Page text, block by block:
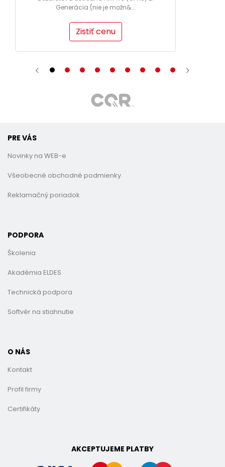
Generácia (nie je možn&...
Zistiť cenu
PRE VÁS
Novinky na WEB-e
Všeobecné obchodné podmienky
Reklamačný poriadok
PODPORA
Školenia
Akadémia ELDES
Technická podpora
Softvér na stiahnutie
O NÁS
Kontakt
Profil firmy
Certifikáty
AKCEPTUJEME PLATBY